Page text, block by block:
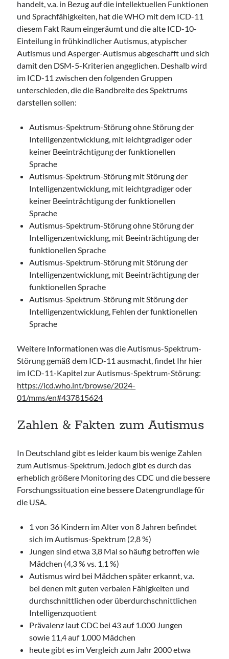
handelt, v.a. in Bezug auf die intellektuellen Funktionen
und Sprachfähigkeiten, hat die WHO mit dem ICD-11
diesem Fakt Raum eingeräumt und die alte ICD-10-
Einteilung in frühkindlicher Autismus, atypischer
Autismus und Asperger-Autismus abgeschafft und sich
damit den DSM-5-Kriterien angeglichen. Deshalb wird
im ICD-11 zwischen den folgenden Gruppen
unterschieden, die die Bandbreite des Spektrums
darstellen sollen:
Autismus-Spektrum-Störung ohne Störung der
Intelligenzentwicklung, mit leichtgradiger oder
keiner Beeinträchtigung der funktionellen
Sprache
Autismus-Spektrum-Störung mit Störung der
Intelligenzentwicklung, mit leichtgradiger oder
keiner Beeinträchtigung der funktionellen
Sprache
Autismus-Spektrum-Störung ohne Störung der
Intelligenzentwicklung, mit Beeinträchtigung der
funktionellen Sprache
Autismus-Spektrum-Störung mit Störung der
Intelligenzentwicklung, mit Beeinträchtigung der
funktionellen Sprache
Autismus-Spektrum-Störung mit Störung der
Intelligenzentwicklung, Fehlen der funktionellen
Sprache
Weitere Informationen was die Autismus-Spektrum-
Störung gemäß dem ICD-11 ausmacht, findet Ihr hier
im ICD-11-Kapitel zur Autismus-Spektrum-Störung:
https://icd.who.int/browse/2024-
01/mms/en#437815624
Zahlen & Fakten zum Autismus
In Deutschland gibt es leider kaum bis wenige Zahlen
zum Autismus-Spektrum, jedoch gibt es durch das
erheblich größere Monitoring des CDC und die bessere
Forschungssituation eine bessere Datengrundlage für
die USA.
1 von 36 Kindern im Alter von 8 Jahren befindet
sich im Autismus-Spektrum (2,8 %)
Jungen sind etwa 3,8 Mal so häufig betroffen wie
Mädchen (4,3 % vs. 1,1 %)
Autismus wird bei Mädchen später erkannt, v.a.
bei denen mit guten verbalen Fähigkeiten und
durchschnittlichen oder überdurchschnittlichen
Intelligenzquotient
Prävalenz laut CDC bei 43 auf 1.000 Jungen
sowie 11,4 auf 1.000 Mädchen
heute gibt es im Vergleich zum Jahr 2000 etwa